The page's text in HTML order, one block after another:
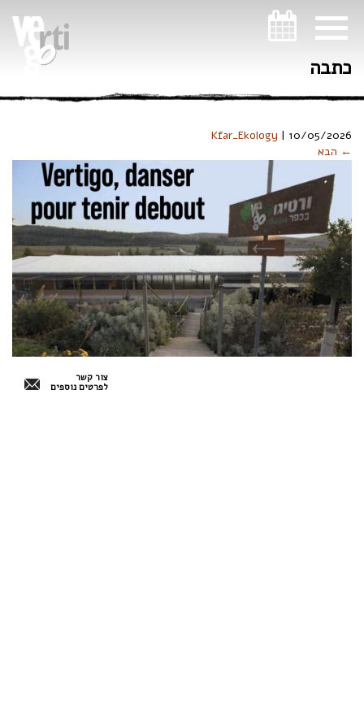
כתבה
Kfar_Ekology | 10/05/2026
← הבא
צור קשר
לפרטים נוספים